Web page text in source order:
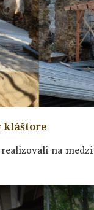
kláštore
realizovali na